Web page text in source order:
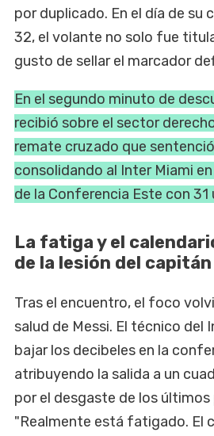
por duplicado. En el día de su
32, el volante no solo fue
gusto de sellar el marcador
En el segundo minuto de
recibió sobre el sector
remate cruzado que
consolidando al Inter Miami
de la Conferencia Este con 31
La fatiga y el
de la lesión del capitán
Tras el encuentro, el foco
salud de Messi. El técnico del
bajar los decibeles en la
atribuyendo la salida a un
por el desgaste de los
"Realmente está fatigado. El